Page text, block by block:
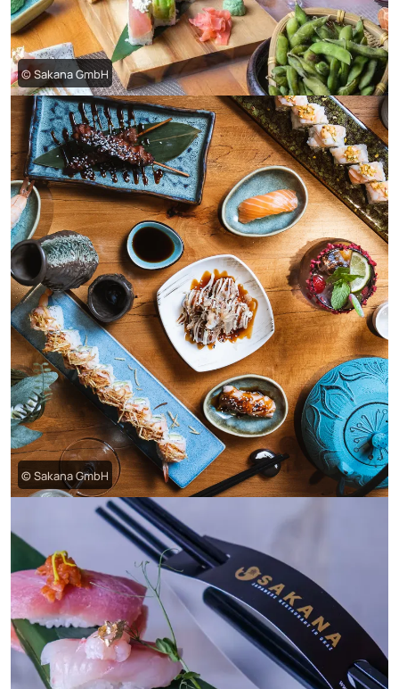
© Sakana GmbH
© Sakana GmbH